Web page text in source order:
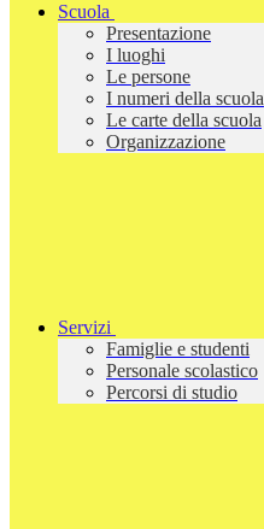
Scuola
Presentazione
I luoghi
Le persone
I numeri della scuola
Le carte della scuola
Organizzazione
Servizi
Famiglie e studenti
Personale scolastico
Percorsi di studio